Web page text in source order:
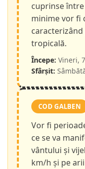
cuprinse între
minime vor fi
tropicală.
Începe: Vineri,
Sfârșit:
COD GALBEN
Vor fi
ce se va
vântului și
km/h și pe